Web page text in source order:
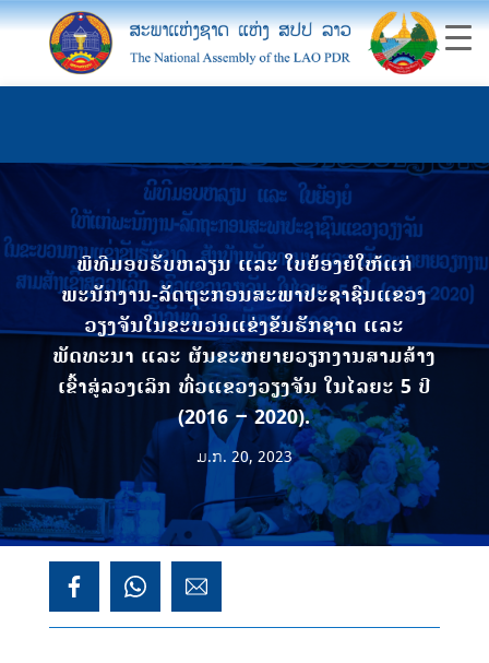
ພິທີມອບຮັບຫລຽນ ແລະ ໃບຍ້ອງຍໍໃຫ້ແກ່
ພະນັກງານ-ລັດຖະກອນສະພາປະຊາຊົນແຂວງ
ວຽງຈັນໃນຂະບວນແຂ່ງຂັນຮັກຊາດ ແລະ
ພັດທະນາ ແລະ ຜັນຂະຫຍາຍວຽກງານສາມສ້າງ
ເຂົ້າສູ່ລວງເລິກ ທົ່ວແຂວງວຽງຈັນ ໃນໄລຍະ 5 ປີ
(2016 – 2020).
ມ.ກ. 20, 2023